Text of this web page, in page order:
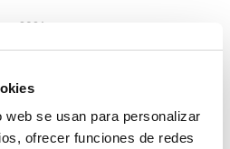
se usan para personalizar
ofrecer funciones de redes
busca la final de la
2026
2026